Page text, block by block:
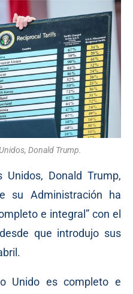
Donald Trump.
Unidos, Donald Trump,
su Administración ha
e integral” con el
que introdujo sus
Unido es completo e